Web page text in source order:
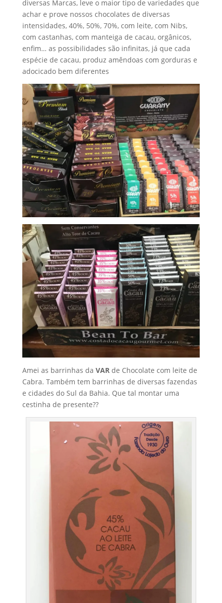
diversas Marcas, leve o maior tipo de variedades que
achar e prove nossos chocolates de diversas
intensidades, 40%, 50%, 70%, com leite, com Nibs,
com castanhas, com manteiga de cacau, orgânicos,
enfim… as possibilidades são infinitas, já que cada
espécie de cacau, produz amêndoas com gorduras e
adocicado bem diferentes
Amei as barrinhas da VARde Chocolate com leite de
Cabra. Também tem barrinhas de diversas fazendas
e cidades do Sul da Bahia. Que tal montar uma
cestinha de presente??